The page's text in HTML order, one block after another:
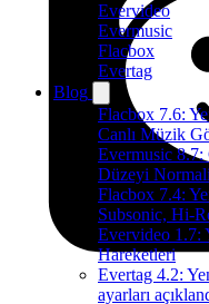
Evervideo
Evermusic
Flacbox
Evertag
Blog
Flacbox 7.6:
Canlı Müzik
Evermusic 8.7:
Düzeyi
Flacbox 7.4:
Subsonic, Hi-
Evervideo 1.7:
Hareketleri
Evertag 4.2:
ayarları